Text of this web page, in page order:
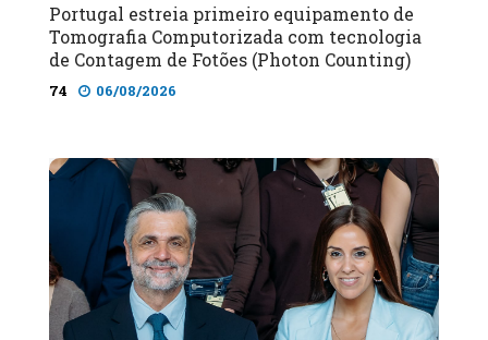
Portugal estreia primeiro equipamento de
Tomografia Computorizada com tecnologia
de Contagem de Fotões (Photon Counting)
74 06/08/2026